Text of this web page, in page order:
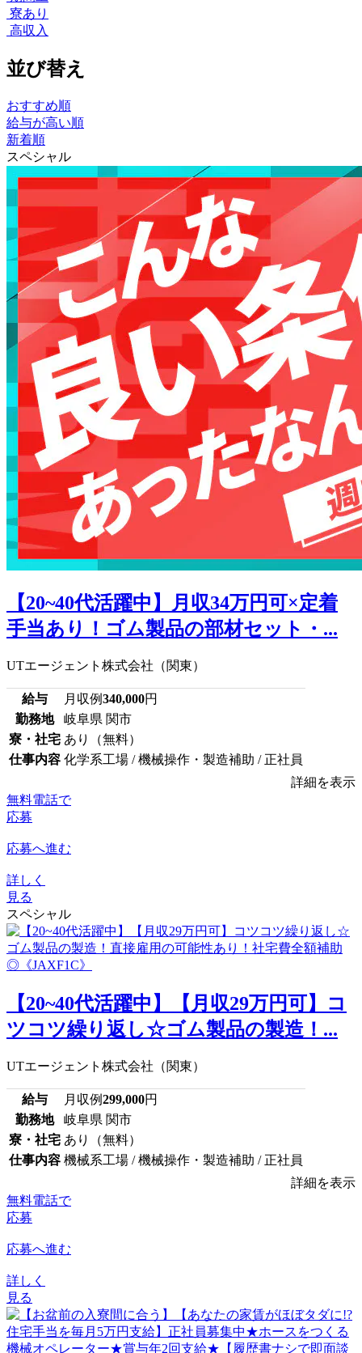
寮あり
高収入
並び替え
おすすめ順
給与が高い順
新着順
スペシャル
【20~40代活躍中】月収34万円可×定着
手当あり！ゴム製品の部材セット・...
UTエージェント株式会社（関東）
給与 月収例340,000円
勤務地
岐阜県 関市
寮・社宅 あり（無料）
仕事内容 化学系工場 / 機械操作・製造補助 / 正社員
詳細を表示
無料電話で
応募
応募へ進む
詳しく
見る
スペシャル
【20~40代活躍中】【月収29万円可】コ
ツコツ繰り返し☆ゴム製品の製造！...
UTエージェント株式会社（関東）
給与 月収例299,000円
勤務地
岐阜県 関市
寮・社宅 あり（無料）
仕事内容 機械系工場 / 機械操作・製造補助 / 正社員
詳細を表示
無料電話で
応募
応募へ進む
詳しく
見る